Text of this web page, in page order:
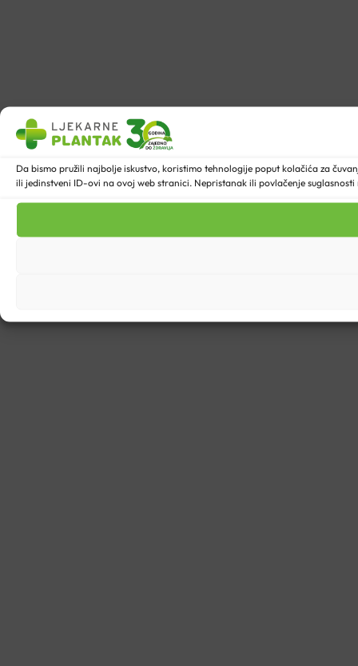
Da bismo pružili najbolje iskustvo, koristimo tehnologije poput kolačića za
ili jedinstveni ID-ovi na ovoj web stranici. Nepristanak ili povlačenje